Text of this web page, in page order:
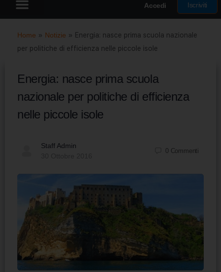
Accedi Iscriviti
Home » Notizie » Energia: nasce prima scuola nazionale
per politiche di efficienza nelle piccole isole
Energia: nasce prima scuola
nazionale per politiche di efficienza
nelle piccole isole
Staff Admin
0 Commenti